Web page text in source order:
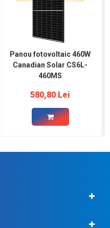
Panou fotovoltaic 460W
Canadian Solar CS6L-
460MS
580,80 Lei